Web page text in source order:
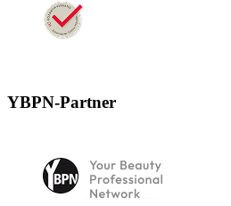
YBPN-Partner